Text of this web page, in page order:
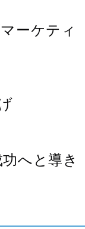
ーケティ
へと導き